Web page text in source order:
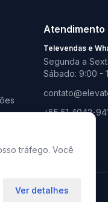
Atendimento
Televendas e
Segunda a
Sábado: 9:00 -
+55 51 4042-
consulte aqui
tráfego. Você
Ver detalhes